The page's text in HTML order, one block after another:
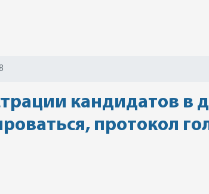
кандидатов в
протокол